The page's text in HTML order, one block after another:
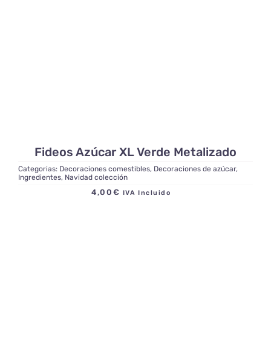
Fideos Azúcar XL Verde Metalizado
Categorias: Decoraciones comestibles, Decoraciones de azúcar,
Ingredientes, Navidad colección
4,00 € IVA Incluido